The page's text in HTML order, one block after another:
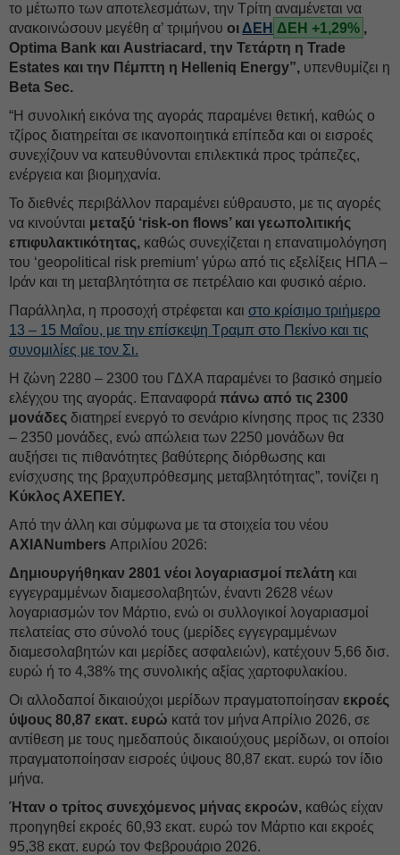
το μέτωπο των αποτελεσμάτων, την Τρίτη αναμένεται να
ανακοινώσουν μεγέθη α’ τριμήνου οιΔΕΗ ΔΕΗ +1,29% ,
Optima Bank και Austriacard, την Τετάρτη η Trade
Estates και την Πέμπτη η Helleniq Energy”, υπενθυμίζει η
Beta Sec.
“Η συνολική εικόνα της αγοράς παραμένει θετική, καθώς ο
τζίρος διατηρείται σε ικανοποιητικά επίπεδα και οι εισροές
συνεχίζουν να κατευθύνονται επιλεκτικά προς τράπεζες,
ενέργεια και βιομηχανία.
Το διεθνές περιβάλλον παραμένει εύθραυστο, με τις αγορές
να κινούνται μεταξύ ‘risk-on flows’ και γεωπολιτικής
επιφυλακτικότητας, καθώς συνεχίζεται η επανατιμολόγηση
του ‘geopolitical risk premium’ γύρω από τις εξελίξεις ΗΠΑ –
Ιράν και τη μεταβλητότητα σε πετρέλαιο και φυσικό αέριο.
Παράλληλα, η προσοχή στρέφεται και στο κρίσιμο τριήμερο
13 – 15 Μαΐου, με την επίσκεψη Τραμπ στο Πεκίνο και τις
συνομιλίες με τον Σι.
Η ζώνη 2280 – 2300 του ΓΔΧΑ παραμένει το βασικό σημείο
ελέγχου της αγοράς. Επαναφορά πάνω από τις 2300
μονάδες διατηρεί ενεργό το σενάριο κίνησης προς τις 2330
– 2350 μονάδες, ενώ απώλεια των 2250 μονάδων θα
αυξήσει τις πιθανότητες βαθύτερης διόρθωσης και
ενίσχυσης της βραχυπρόθεσμης μεταβλητότητας”, τονίζει η
Κύκλος ΑΧΕΠΕΥ.
Από την άλλη και σύμφωνα με τα στοιχεία του νέου
AXIANumbers Απριλίου 2026:
Δημιουργήθηκαν 2801 νέοι λογαριασμοί πελάτη και
εγγεγραμμένων διαμεσολαβητών, έναντι 2628 νέων
λογαριασμών τον Μάρτιο, ενώ οι συλλογικοί λογαριασμοί
πελατείας στο σύνολό τους (μερίδες εγγεγραμμένων
διαμεσολαβητών και μερίδες ασφαλειών), κατέχουν 5,66 δισ.
ευρώ ή το 4,38% της συνολικής αξίας χαρτοφυλακίου.
Οι αλλοδαποί δικαιούχοι μερίδων πραγματοποίησαν εκροές
ύψους 80,87 εκατ. ευρώ κατά τον μήνα Απρίλιο 2026, σε
αντίθεση με τους ημεδαπούς δικαιούχους μερίδων, οι οποίοι
πραγματοποίησαν εισροές ύψους 80,87 εκατ. ευρώ τον ίδιο
μήνα.
Ήταν ο τρίτος συνεχόμενος μήνας εκροών, καθώς είχαν
προηγηθεί εκροές 60,93 εκατ. ευρώ τον Μάρτιο και εκροές
95,38 εκατ. ευρώ τον Φεβρουάριο 2026.